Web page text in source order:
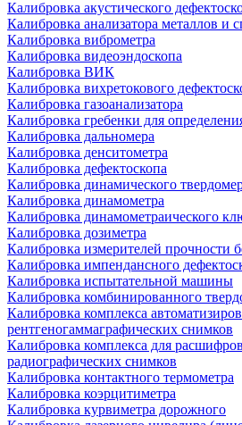
Калибровка акустического
Калибровка анализатора металлов и
Калибровка виброметра
Калибровка видеоэндоскопа
Калибровка ВИК
Калибровка вихретокового
Калибровка газоанализатора
Калибровка гребенки для
Калибровка дальномера
Калибровка денситометра
Калибровка дефектоскопа
Калибровка динамического
Калибровка динамометра
Калибровка динамометраического
Калибровка дозиметра
Калибровка измерителей прочности
Калибровка импендансного
Калибровка испытательной машины
Калибровка комбинированного
Калибровка комплекса
рентгеногаммаграфических снимков
Калибровка комплекса для
радиографических снимков
Калибровка контактного термометра
Калибровка коэрцитиметра
Калибровка курвиметра дорожного